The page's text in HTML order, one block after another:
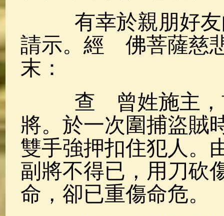
有幸於親朋好友
請示。經 佛菩薩慈
末：
查 曾姓施主，
將。於一次圍捕盜賊
雙手強押扣住犯人。
副將不得已，用刀砍
命，卻已重傷命危。